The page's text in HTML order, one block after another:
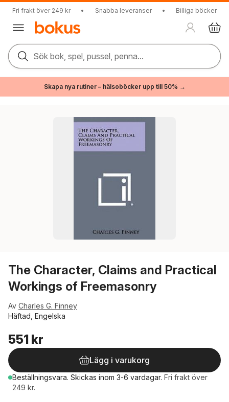
Fri frakt över 249 kr • Snabba leveranser • Billiga böcker
Sök bok, spel, pussel, penna...
Skapa nya rutiner – hälsoböcker upp till 50% →
The Character, Claims and Practical
Workings of Freemasonry
Av Charles G. Finney
Häftad, Engelska
551 kr
Lägg i varukorg
Beställningsvara. Skickas inom 3-6 vardagar. Fri frakt över
249 kr.